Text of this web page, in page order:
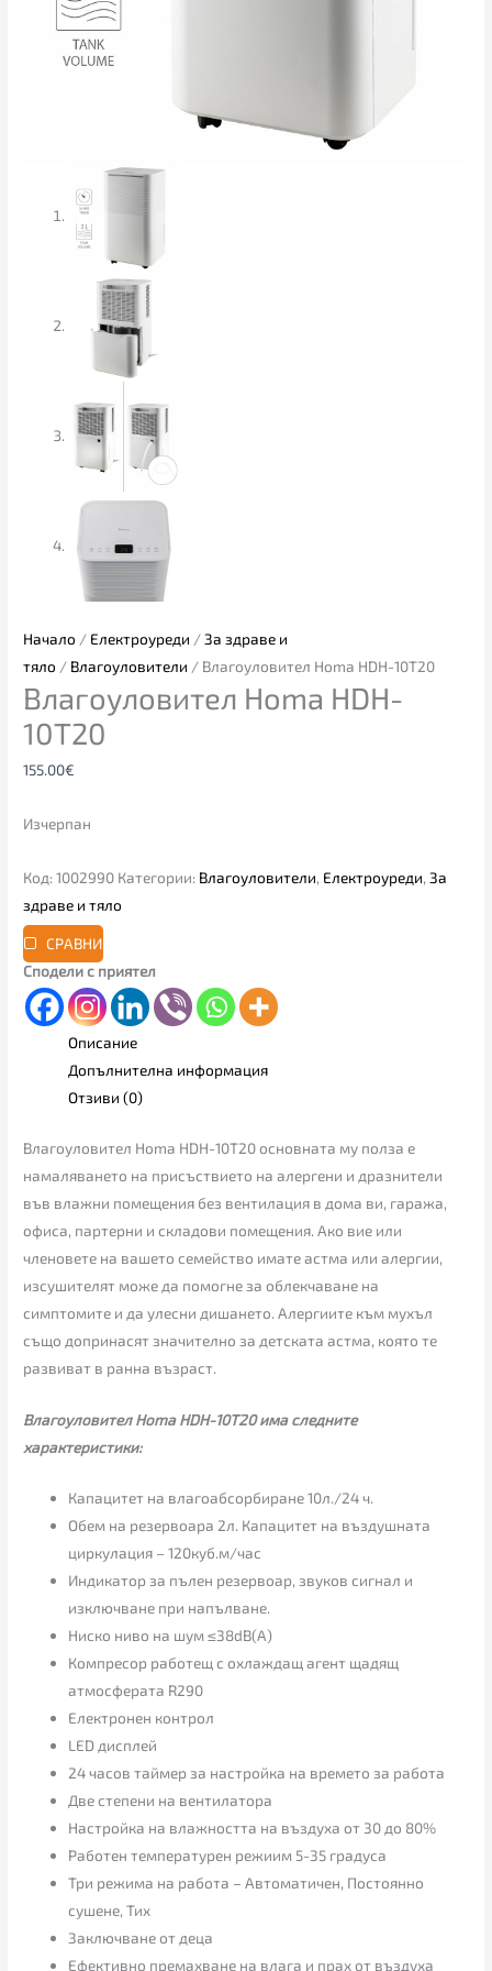
Начало / Електроуреди /За здраве и
тяло / Влагоуловители / Влагоуловител Homa HDH-10T20
Влагоуловител Homa HDH-
10T20
155.00€
Изчерпан
Код:1002990 Категории: Влагоуловители, Електроуреди,За
здраве и тяло
СРАВНИ
Сподели с приятел
Описание
Допълнителна информация
Отзиви (0)
Влагоуловител Homa HDH-10T20 основната му полза е
намаляването на присъствието на алергени и дразнители
във влажни помещения без вентилация в дома ви, гаража,
офиса, партерни и складови помещения. Ако вие или
членовете на вашето семейство имате астма или алергии,
изсушителят може да помогне за облекчаване на
симптомите и да улесни дишането. Алергиите към мухъл
също допринасят значително за детската астма, която те
развиват в ранна възраст.
Влагоуловител Homa HDH-10T20 има следните
характеристики:
Капацитет на влагоабсорбиране 10л./24 ч.
Обем на резервоара 2л. Капацитет на въздушната
циркулация – 120куб.м/час
Индикатор за пълен резервоар, звуков сигнал и
изключване при напълване.
Ниско ниво на шум ≤38dB(A)
Компресор работещ с охлаждащ агент щадящ
атмосферата R290
Електронен контрол
LED дисплей
24 часов таймер за настройка на времето за работа
Две степени на вентилатора
Настройка на влажността на въздуха от 30 до 80%
Работен температурен режиим 5-35 градуса
Три режима на работа – Автоматичен, Постоянно
сушене, Тих
Заключване от деца
Ефективно премахване на влага и прах от въздуха